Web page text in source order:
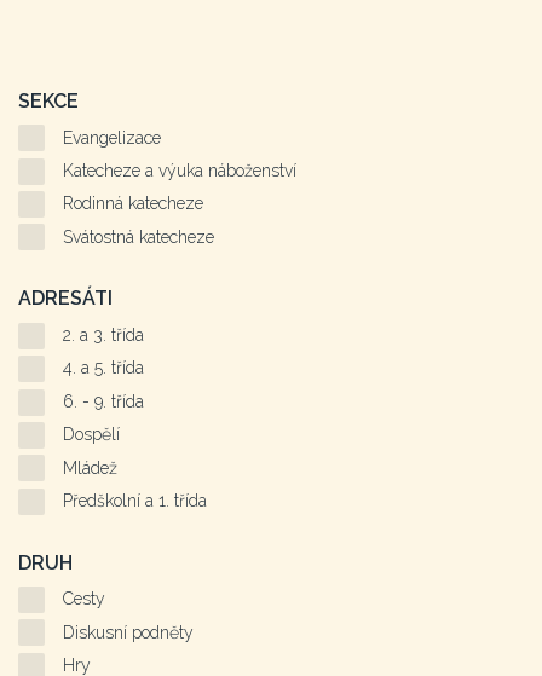
SEKCE
Evangelizace
Katecheze a výuka náboženství
Rodinná katecheze
Svátostná katecheze
ADRESÁTI
2. a 3. třída
4. a 5. třída
6. - 9. třída
Dospělí
Mládež
Předškolní a 1. třída
DRUH
Cesty
Diskusní podněty
Hry